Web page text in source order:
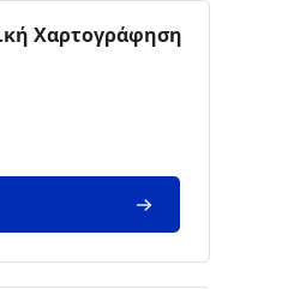
Χαρτογράφηση